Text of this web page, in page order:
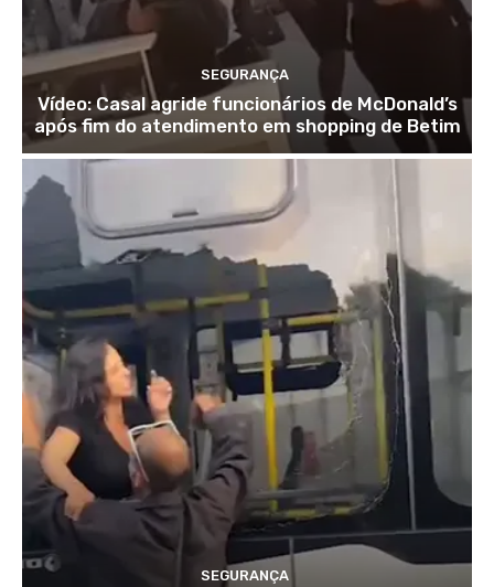
SEGURANÇA
Vídeo: Casal agride funcionários de McDonald’s
após fim do atendimento em shopping de Betim
SEGURANÇA